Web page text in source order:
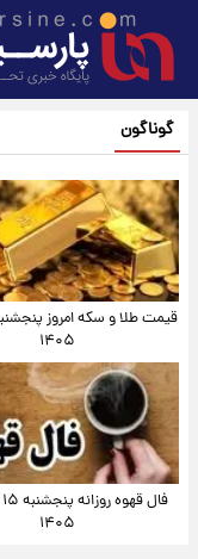
گوناگون
۱۴۰۵
۱۴۰۵